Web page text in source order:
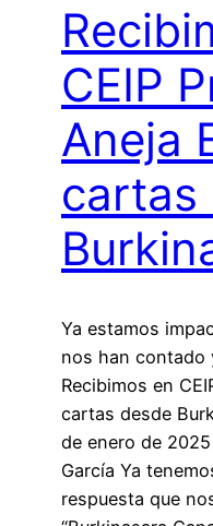
CEIP
Aneja
cartas
Ya estamos
nos han contado
Recibimos en
cartas desde
de enero de
García Ya
respuesta que